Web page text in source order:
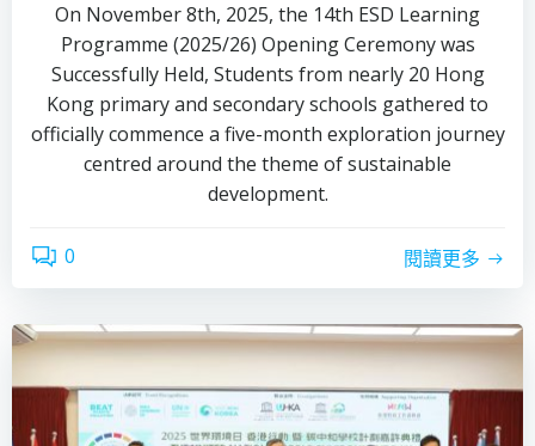
On November 8th, 2025, the 14th ESD Learning
Programme (2025/26) Opening Ceremony was
Successfully Held, Students from nearly 20 Hong
Kong primary and secondary schools gathered to
officially commence a five-month exploration journey
centred around the theme of sustainable
development.
0 閱讀更多